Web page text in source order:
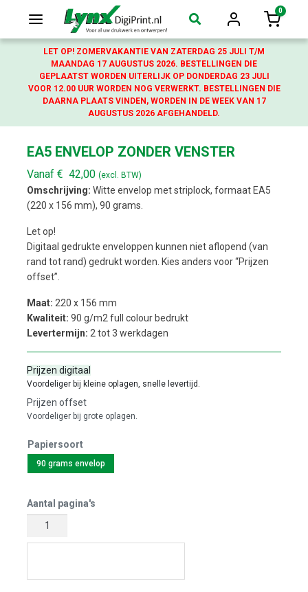
Login
0
LET OP! ZOMERVAKANTIE VAN ZATERDAG 25 JULI T/M
MAANDAG 17 AUGUSTUS 2026. BESTELLINGEN DIE
GEPLAATST WORDEN UITERLIJK OP DONDERDAG 23 JULI
VOOR 12.00 UUR WORDEN NOG VERWERKT. BESTELLINGEN DIE
DAARNA PLAATS VINDEN, WORDEN IN DE WEEK VAN 17
AUGUSTUS 2026 AFGEHANDELD.
EA5 ENVELOP ZONDER VENSTER
Vanaf € 42,00 (excl. BTW)
Omschrijving: Witte envelop met striplock, formaat EA5
(220 x 156 mm), 90 grams.
Let op!
Digitaal gedrukte enveloppen kunnen niet aflopend (van
rand tot rand) gedrukt worden. Kies anders voor “Prijzen
offset”.
Maat: 220 x 156 mm
Kwaliteit: 90 g/m2 full colour bedrukt
Levertermijn: 2 tot 3 werkdagen
Prijzen digitaal
Voordeliger bij kleine oplagen, snelle levertijd.
Prijzen offset
Voordeliger bij grote oplagen.
Papiersoort
90 grams envelop
Aantal pagina's